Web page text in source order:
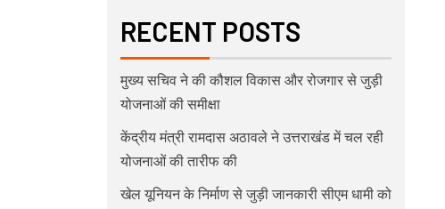
RECENT POSTS
मुख्य सचिव ने की कौशल विकास और रोजगार से जुड़ी
योजनाओं की समीक्षा
केंद्रीय मंत्री रामदास अठावले ने उत्तराखंड में चल रही
योजनाओं की तारीफ की
खेल यूनियन के निर्माण से जुड़ी जानकारी सीएम धामी को